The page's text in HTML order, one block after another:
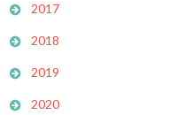
2017
2018
2019
2020